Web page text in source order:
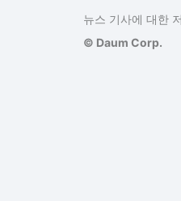
뉴스 기사에 대한
© Daum Corp.